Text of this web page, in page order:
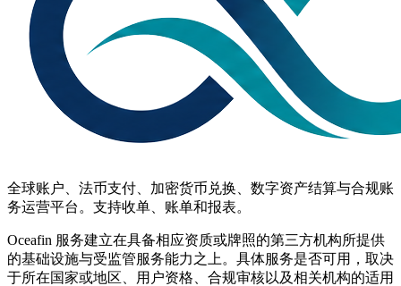
全球账户、法币支付、加密货币兑换、数字资产结算与合规账
务运营平台。支持收单、账单和报表。
Oceafin 服务建立在具备相应资质或牌照的第三方机构所提供
的基础设施与受监管服务能力之上。具体服务是否可用，取决
于所在国家或地区、用户资格、合规审核以及相关机构的适用